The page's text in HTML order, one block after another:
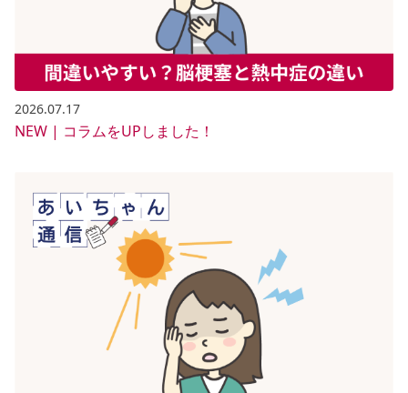
2026.07.17
NEW | コラムをUPしました！